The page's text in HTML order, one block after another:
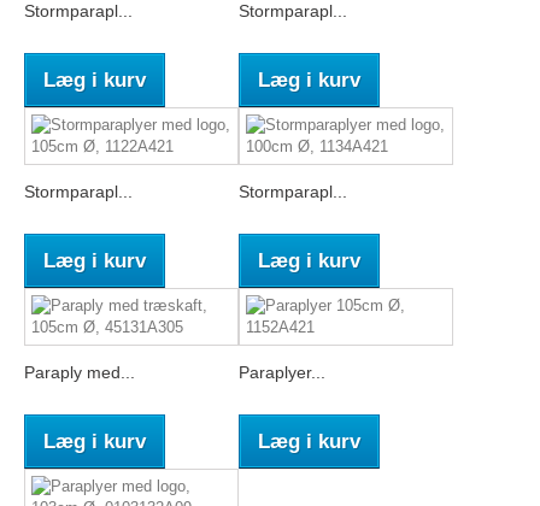
Stormparapl...
Læg i kurv
Stormparapl...
Læg i kurv
Stormparapl...
Læg i kurv
Stormparapl...
Læg i kurv
Paraply med...
Læg i kurv
Paraplyer...
Læg i kurv